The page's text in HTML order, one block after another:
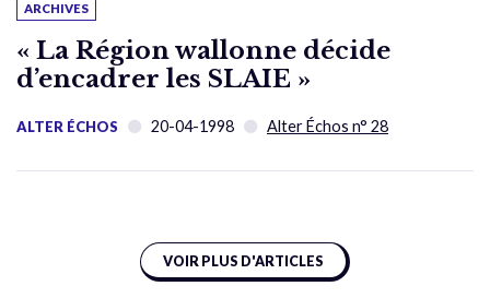
ARCHIVES
« La Région wallonne décide
d’encadrer les SLAIE »
ALTER ÉCHOS 20-04-1998 Alter Échos n° 28
VOIR PLUS D'ARTICLES